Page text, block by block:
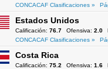
CONCACAF Clasificaciones »
Estados Unidos
Calificación: 76.7 Ofensiva: 2.0
CONCACAF Clasificaciones »
Costa Rica
Calificación: 75.2 Ofensiva: 1.6